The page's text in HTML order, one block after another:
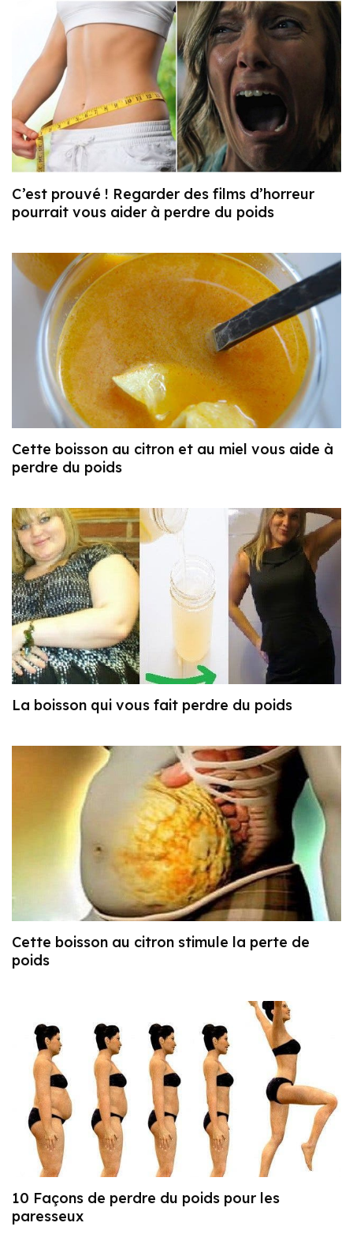
C’est prouvé ! Regarder des films d’horreur
pourrait vous aider à perdre du poids
Cette boisson au citron et au miel vous aide à
perdre du poids
La boisson qui vous fait perdre du poids
Cette boisson au citron stimule la perte de
poids
10 Façons de perdre du poids pour les
paresseux